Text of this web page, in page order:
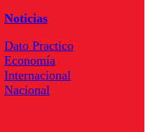
Noticias
Dato Practico
Economía
Internacional
Nacional